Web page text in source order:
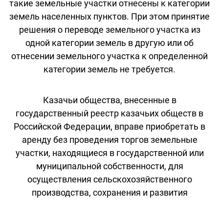
такие земельные участки отнесены к категории
земель населенных пунктов. При этом принятие
решения о переводе земельного участка из
одной категории земель в другую или об
отнесении земельного участка к определенной
категории земель не требуется.
Казачьи общества, внесенные в
государственный реестр казачьих обществ в
Российской Федерации, вправе приобретать в
аренду без проведения торгов земельные
участки, находящиеся в государственной или
муниципальной собственности, для
осуществления сельскохозяйственного
производства, сохранения и развития